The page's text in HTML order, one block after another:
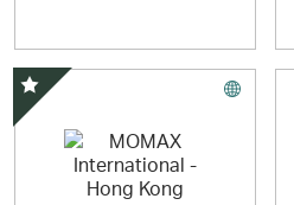
精选优惠